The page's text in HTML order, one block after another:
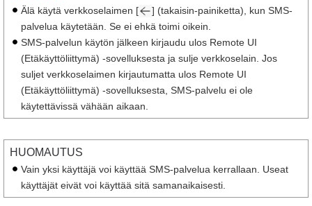
Älä käytä verkkoselaimen [
] (takaisin-painiketta), kun SMS-
palvelua käytetään. Se ei ehkä toimi oikein.
SMS-palvelun käytön jälkeen kirjaudu ulos Remote UI
(Etäkäyttöliittymä) -sovelluksesta ja sulje verkkoselain. Jos
suljet verkkoselaimen kirjautumatta ulos Remote UI
(Etäkäyttöliittymä) -sovelluksesta, SMS-palvelu ei ole
käytettävissä vähään aikaan.
HUOMAUTUS
Vain yksi käyttäjä voi käyttää SMS-palvelua kerrallaan. Useat
käyttäjät eivät voi käyttää sitä samanaikaisesti.